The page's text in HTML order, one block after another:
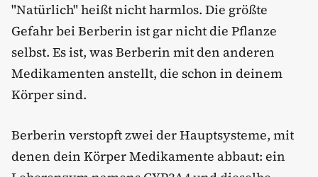
"Natürlich" heißt nicht harmlos. Die größte
Gefahr bei Berberin ist gar nicht die Pflanze
selbst. Es ist, was Berberin mit den anderen
Medikamenten anstellt, die schon in deinem
Körper sind.
Berberin verstopft zwei der Hauptsysteme, mit
denen dein Körper Medikamente abbaut: ein